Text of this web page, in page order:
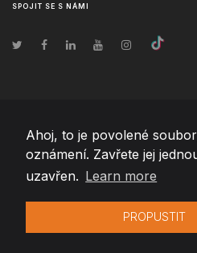
Ahoj, to je povolené
oznámení. Zavřete jej
uzavřen. Learn more
PROPUSTIT
SPOJIT SE S NÁMI
© Copyright2026 Team Extension Czech
Changelog● Používáním těchto stránek
Politika